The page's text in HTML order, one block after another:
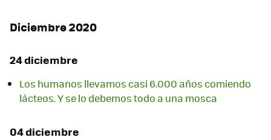
Diciembre 2020
24 diciembre
Los humanos llevamos casi 6.000 años comiendo
lácteos. Y se lo debemos todo a una mosca
04 diciembre